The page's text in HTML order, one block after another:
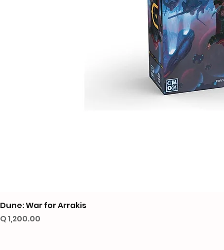
Dune: War for Arrakis
Precio
Q 1,200.00